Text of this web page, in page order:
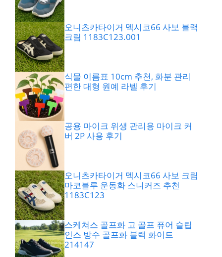
오니츠카타이거 멕시코66 사보 블랙
크림 1183C123.001
식물 이름표 10cm 추천, 화분 관리
편한 대형 원예 라벨 후기
공용 마이크 위생 관리용 마이크 커
버 2P 사용 후기
오니츠카타이거 멕시코66 사보 크림
마코블루 운동화 스니커즈 추천
1183C123
스케쳐스 골프화 고 골프 퓨어 슬립
인스 방수 골프화 블랙 화이트
214147